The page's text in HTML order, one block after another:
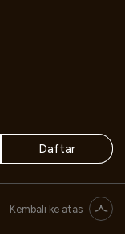
Daftar
Kembali ke atas